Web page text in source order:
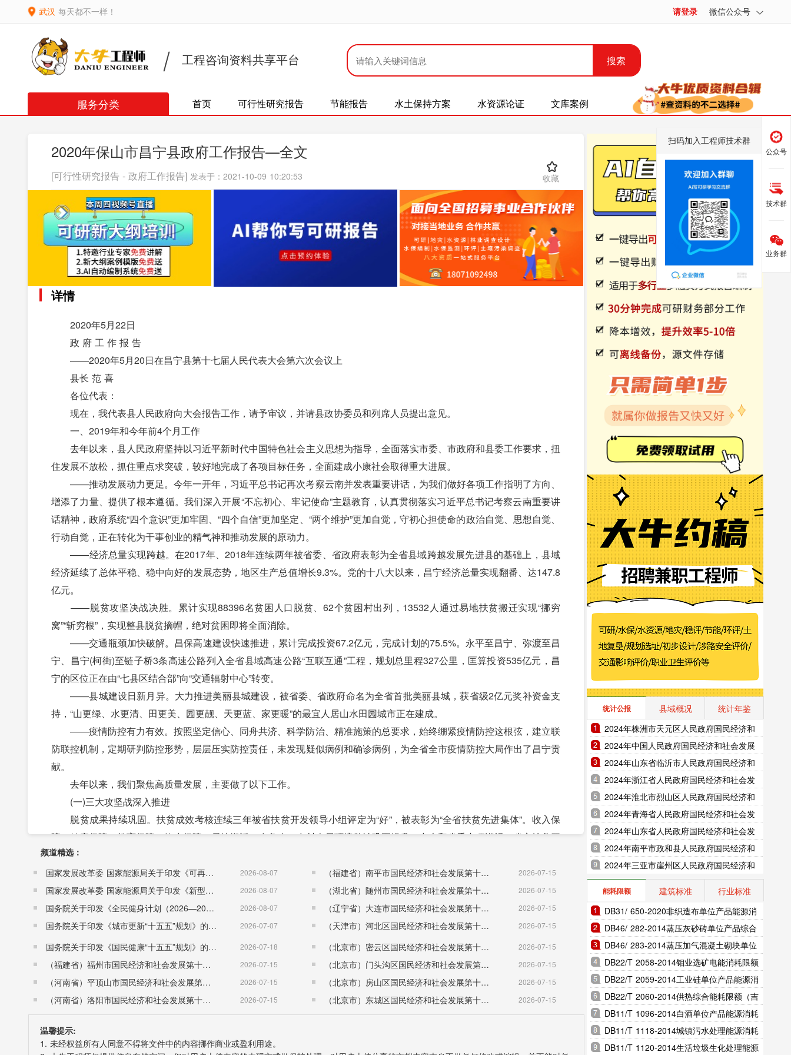
武汉 每天都不一样！ 请登录 微信公众号
工程咨询资料共享平台 搜索
服务分类 首页 可行性研究报告 节能报告 水土保持方案 水资源论证 文库案例
2020年保山市昌宁县政府工作报告—全文
[可行性研究报告 - 政府工作报告] 发表于：2021-10-09 10:20:53 收藏
详情
2020年5月22日
政 府 工 作 报 告
——2020年5月20日在昌宁县第十七届人民代表大会第六次会议上
县长 范 喜
各位代表：
现在，我代表县人民政府向大会报告工作，请予审议，并请县政协委员和列席人员提出意见。
一、2019年和今年前4个月工作
去年以来，县人民政府坚持以习近平新时代中国特色社会主义思想为指导，全面落实市委、市政府和县委工作要求，扭
住发展不放松，抓住重点求突破，较好地完成了各项目标任务，全面建成小康社会取得重大进展。
——推动发展动力更足。今年一开年，习近平总书记再次考察云南并发表重要讲话，为我们做好各项工作指明了方向、
增添了力量、提供了根本遵循。我们深入开展“不忘初心、牢记使命”主题教育，认真贯彻落实习近平总书记考察云南重要讲
话精神，政府系统“四个意识”更加牢固、“四个自信”更加坚定、“两个维护”更加自觉，守初心担使命的政治自觉、思想自觉、
行动自觉，正在转化为干事创业的精气神和推动发展的原动力。
——经济总量实现跨越。在2017年、2018年连续两年被省委、省政府表彰为全省县域跨越发展先进县的基础上，县域
经济延续了总体平稳、稳中向好的发展态势，地区生产总值增长9.3%。党的十八大以来，昌宁经济总量实现翻番、达147.8
亿元。
——脱贫攻坚决战决胜。累计实现88396名贫困人口脱贫、62个贫困村出列，13532人通过易地扶贫搬迁实现“挪穷
窝”“斩穷根”，实现整县脱贫摘帽，绝对贫困即将全面消除。
——交通瓶颈加快破解。昌保高速建设快速推进，累计完成投资67.2亿元，完成计划的75.5%。永平至昌宁、弥渡至昌
宁、昌宁(柯街)至链子桥3条高速公路列入全省县域高速公路“互联互通”工程，规划总里程327公里，匡算投资535亿元，昌
宁的区位正在由“七县区结合部”向“交通辐射中心”转变。
——县城建设日新月异。大力推进美丽县城建设，被省委、省政府命名为全省首批美丽县城，获省级2亿元奖补资金支
持，“山更绿、水更清、田更美、园更靓、天更蓝、家更暖”的最宜人居山水田园城市正在建成。
——疫情防控有力有效。按照坚定信心、同舟共济、科学防治、精准施策的总要求，始终绷紧疫情防控这根弦，建立联
防联控机制，定期研判防控形势，层层压实防控责任，未发现疑似病例和确诊病例，为全省全市疫情防控大局作出了昌宁贡
献。
去年以来，我们聚焦高质量发展，主要做了以下工作。
(一)三大攻坚战深入推进
脱贫成果持续巩固。扶贫成效考核连续三年被省扶贫开发领导小组评定为“好”，被表彰为“全省扶贫先进集体”。收入保
障、健康保障、教育保障、饮水保障、易地搬迁、农危改、农村人居环境整治巩固提升。中央和省委专项巡视、省市扶贫开
发成效考核反馈问题销号清零。东西部扶贫协作进一步深化，投入帮扶资金4020万元。“三深入”工作持续开展，脱贫攻坚责
任进一步压实。更戛米河、勐统长山、珠街黑马等6个贫困村脱贫出列、1430户4418人精准退出，贫困发生率下降至
0.07%。
污染防治成效明显。城市污水集中处理率、生活垃圾无害化处理率分别提高1.8个、0.4个百分点，分别达93.6%、
98.3%。小湾库区农村环境综合整治、橄榄河流域土壤污染综合治理项目建设完工。柯街、勐统、翁堵污水一体化处理设施
投入使用，乡镇覆盖率提高到75%。河长制工作深入开展，27条河流、72座水库“乱占、乱采、乱堆、乱建、乱排”“清五
乱”工作全面完成，右甸河流域综合治理成为全市示范。生态环境状况连续三年被市级评价为“优”。
风险防控扎实有效。坚持“财政+金融”，综合运用、共同发力，守住了不发生系统性金融风险的底线。一般公共预算收
入增长8.1%，争取债券置换资金2.4亿元。金融机构存贷款余额增长8.9%。强化金融风险和重点领域风险防控，不良贷款率
由2.7%下降至2%。健全债务风险防范化解机制，通过财政预算、土地出让、处置国有资产和依法剥离债务等措施化解债
务，政府债务率控制在警戒线以内。
(二)产业发展提质提效
频道精选：
国家发展改革委 国家能源局关于印发《可再生能源发展“十五五”规划》的通知 （发改能源〔2026〕1067号）
2026-08-07
国家发展改革委 国家能源局关于印发《新型电力系统建设“十五五”规划》的通知​ （发改能源〔2026〕942号） 2026-08-07
国务院关于印发《全民健身计划（2026—2030年）》的通知 （国发〔2026〕26号） 2026-08-07
国务院关于印发《城市更新“十五五”规划》的通知（国发〔2026〕12号） 2026-07-07
国务院关于印发《国民健康“十五五”规划》的通知 （国发〔2026〕23号） 2026-07-18
（福建省）福州市国民经济和社会发展第十五个五年规划纲要 2026-07-15
（河南省）平顶山市国民经济和社会发展第十五个五年规划纲要 2026-07-15
（河南省）洛阳市国民经济和社会发展第十五个五年规划纲要 2026-07-15
（福建省）南平市国民经济和社会发展第十五个五年规划纲要 2026-07-15
（湖北省）随州市国民经济和社会发展第十五个五年规划纲要 2026-07-15
（辽宁省）大连市国民经济和社会发展第十五个五年规划纲要 2026-07-15
（天津市）河北区国民经济和社会发展第十五个五年规划纲要 2026-07-15
（北京市）密云区国民经济和社会发展第十五个五年规划纲要 2026-07-15
（北京市）门头沟区国民经济和社会发展第十五个五年规划纲要 2026-07-15
（北京市）房山区国民经济和社会发展第十五个五年规划纲要 2026-07-15
（北京市）东城区国民经济和社会发展第十五个五年规划纲要 2026-07-15
温馨提示:
1. 未经权益所有人同意不得将文件中的内容挪作商业或盈利用途。
统计公报 县域概况
统计年鉴
2024年株洲市天元区人民政府国民经济和
社会发展统计公报（2025年更新）
2024年中国人民政府国民经济和社会发展
统计公报（2025年更新）
2024年山东省临沂市人民政府国民经济和
社会发展统计公报（2025年更新）
2024年浙江省人民政府国民经济和社会发
展统计公报（2025年更新）
2024年淮北市烈山区人民政府国民经济和
社会发展统计公报（2025年更新）
2024年青海省人民政府国民经济和社会发
展统计公报（2025年更新）
2024年山东省人民政府国民经济和社会发
展统计公报（2025年更新）
2024年南平市政和县人民政府国民经济和
社会发展统计公报（2025年更新）
2024年三亚市崖州区人民政府国民经济和
社会发展统计公报（2025年更新）
能耗限额 建筑标准
行业标准
DB31/ 650-2020非织造布单位产品能源消
耗限额（上海市地方标准）
DB46/ 282-2014蒸压灰砂砖单位产品综合
能耗和电耗限额（海南省地方标准）
DB46/ 283-2014蒸压加气混凝土砌块单位
产品综合能耗和电耗限额（海南省地方标
准）
DB22/T 2058-2014钼业选矿电能消耗限额
（吉林省地方标准）
DB22/T 2059-2014工业硅单位产品能源消
耗限额（吉林省地方标准）
DB22/T 2060-2014供热综合能耗限额（吉
林省地方标准）
DB11/T 1096-2014白酒单位产品能源消耗
限额（北京市地方标准）
DB11/T 1118-2014城镇污水处理能源消耗
限额（北京市地方标准）
DB11/T 1120-2014生活垃圾生化处理能源
公众号
技术群
扫码加入工程师技术群
业务群